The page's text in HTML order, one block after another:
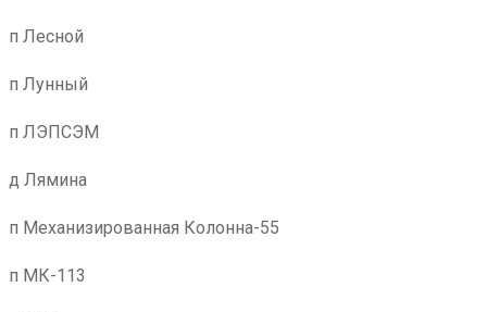
п Лесной
п Лунный
п ЛЭПСЭМ
д Лямина
п Механизированная Колонна-55
п МК-113